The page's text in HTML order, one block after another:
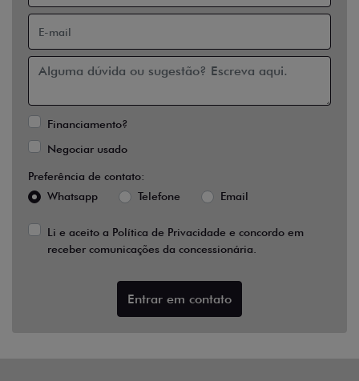
Financiamento?
Negociar usado
Preferência de contato:
Whatsapp
Telefone Email
Li e aceito a Política de Privacidade e concordo em
receber comunicações da concessionária.
Entrar em contato